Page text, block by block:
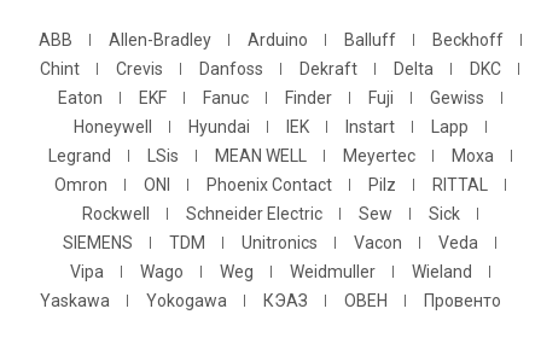
ABB Allen-Bradley Arduino Balluff
Beckhoff
Chint
Crevis Danfoss Dekraft Delta
DKC
Eaton
EKF Fanuc Finder Fuji
Gewiss
Honeywell
Hyundai IEK Instart
Lapp
Legrand
LSis MEAN WELL Meyertec
Moxa
Omron
ONI Phoenix Contact Pilz
RITTAL
Rockwell
Schneider Electric Sew
Sick
SIEMENS
TDM Unitronics Vacon
Veda
Vipa
Wago Weg Weidmuller
Wieland
Yaskawa
Yokogawa КЭАЗ ОВЕН Провенто